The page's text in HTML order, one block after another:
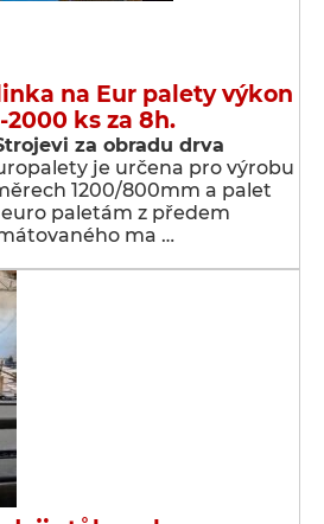
na Eur palety výkon
2000 ks za 8h.
za obradu drva
je určena pro výrobu
1200/800mm a palet
paletám z předem
ma …